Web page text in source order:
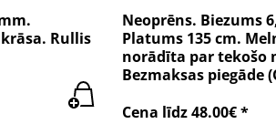
Rullis
Neoprēns. Biezums
Platums 135 cm.
norādīta par tekošo
Bezmaksas piegāde
Cena līdz 48.00€ *